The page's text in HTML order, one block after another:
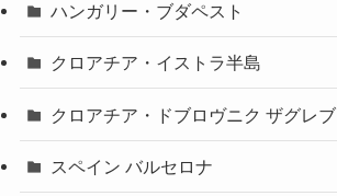
ハンガリー・ブダペスト
クロアチア・イストラ半島
クロアチア・ドブロヴニク ザグレブ
スペイン バルセロナ